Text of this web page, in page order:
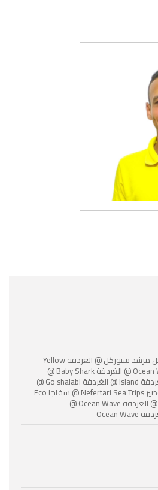
مرشد سنوركل مرشد سنوركل مرشد سنوركل @ الغردقة Yellow
Seascope @ الغردقة Ocean Wave @ الغردقة Baby Shark @
الغردقة Ocean Wave @ الغردقة Island @ الغردقة Go shalabi @
الغردقة Ocean Wave @ القصير Nefertari Sea Trips @ سفاجا Eco
Sea Life For Water Sports @ الغردقة Ocean Wave @